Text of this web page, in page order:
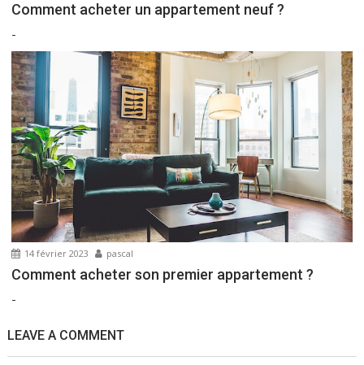
Comment acheter un appartement neuf ?
-
14 février 2023 pascal
Comment acheter son premier appartement ?
-
LEAVE A COMMENT